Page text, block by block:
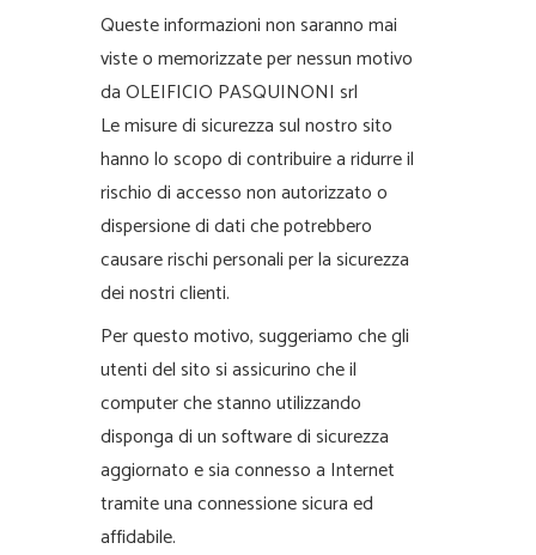
Queste informazioni non saranno mai
viste o memorizzate per nessun motivo
da OLEIFICIO PASQUINONI srl
Le misure di sicurezza sul nostro sito
hanno lo scopo di contribuire a ridurre il
rischio di accesso non autorizzato o
dispersione di dati che potrebbero
causare rischi personali per la sicurezza
dei nostri clienti.
Per questo motivo, suggeriamo che gli
utenti del sito si assicurino che il
computer che stanno utilizzando
disponga di un software di sicurezza
aggiornato e sia connesso a Internet
tramite una connessione sicura ed
affidabile.